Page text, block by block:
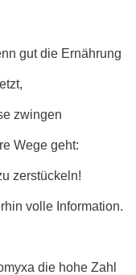
gut die Ernährung
zwingen
Wege geht:
zerstückeln!
volle Information.
die hohe Zahl